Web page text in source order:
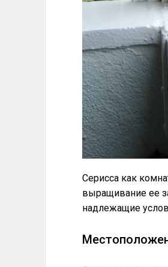
Серисса как
выращивание ее
надлежащие